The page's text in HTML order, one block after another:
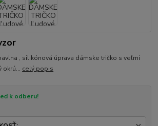
, silikónová úprava dámske tričko s veľmi
okrú... celý popis
k odberu!